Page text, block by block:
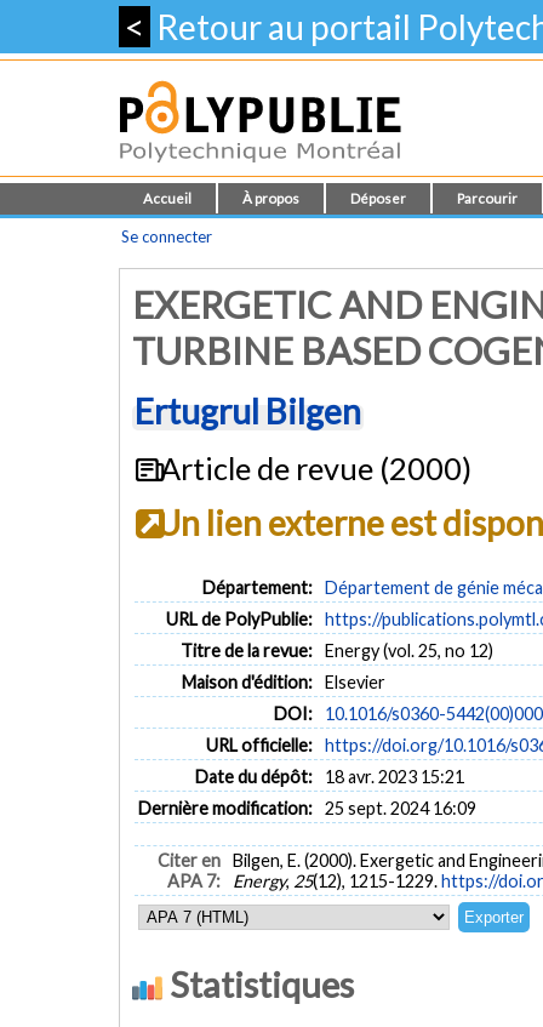
< Retour au portail
Accueil À propos Déposer Parcourir
Se connecter
EXERGETIC AND
TURBINE BASED
Ertugrul Bilgen
Article de revue (2000)
Un lien externe est
Département: Département de génie
URL de PolyPublie: https://
Titre de la revue: Energy (vol. 25, no 12)
Maison d'édition: Elsevier
DOI:
10.1016/s0360-
URL officielle: https://doi.org/10.1016/
Date du dépôt:
18 avr. 2023 15:21
Dernière modification: 25 sept. 2024 16:09
Citer en
APA 7:
Bilgen, E. (2000). Exergetic and
Energy, 25(12), 1215-1229.https://
Statistiques